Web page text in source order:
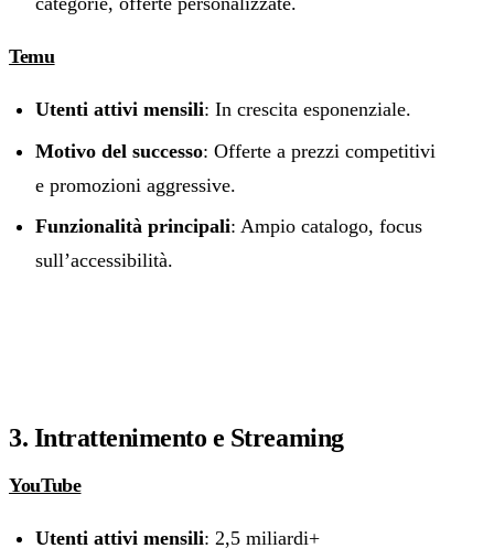
Temu
Utenti attivi mensili: In crescita esponenziale.
Motivo del successo: Offerte a prezzi competitivi
e promozioni aggressive.
Funzionalità principali: Ampio catalogo, focus
sull’accessibilità.
3. Intrattenimento e Streaming
YouTube
Utenti attivi mensili: 2,5 miliardi+